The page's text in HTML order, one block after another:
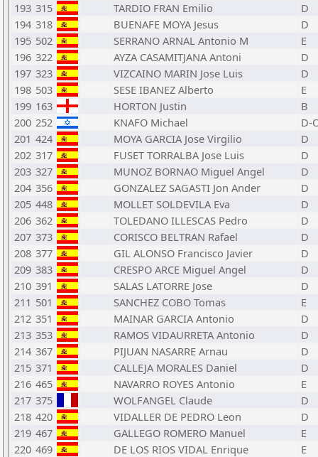
193 315 TARDIO FRAN Emilio
D
194 318 BUENAFE MOYA Jesus
D
195 502 SERRANO ARNAL Antonio M
E
196 322 AYZA CASAMITJANA Antoni
D
197 323 VIZCAINO MARIN Jose Luis
D
198 503 SESE IBANEZ Alberto
E
199 163 HORTON Justin
B
200 252 KNAFO Michael
D-
201 424 MOYA GARCIA Jose Virgilio
D
202 317 FUSET TORRALBA Jose Luis
D
203 327 MUNOZ BORNAO Miguel Angel
D
204 356 GONZALEZ SAGASTI Jon Ander
D
205 448 MOLLET SOLDEVILA Eva
D
206 362 TOLEDANO ILLESCAS Pedro
D
207 373 CORISCO BELTRAN Rafael
D
208 377 GIL ALONSO Francisco Javier
D
209 383 CRESPO ARCE Miguel Angel
D
210 391 SALAS LATORRE Jose
D
211 501 SANCHEZ COBO Tomas
E
212 351 MAINAR GARCIA Antonio
D
213 353 RAMOS VIDAURRETA Antonio
D
214 367 PIJUAN NASARRE Arnau
D
215 371 CALLEJA MORALES Daniel
D
216 465 NAVARRO ROYES Antonio
E
217 375 WOLFANGEL Claude
D
218 420 VIDALLER DE PEDRO Leon
D
219 467 GALLEGO ROMERO Manuel
E
220 469 DE LOS RIOS VIDAL Enrique
E